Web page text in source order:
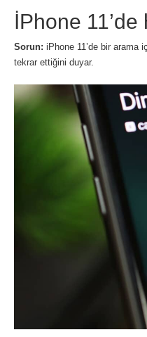
İPhone
Sorun: iPhone 11’de bir arama
tekrar ettiğini duyar.